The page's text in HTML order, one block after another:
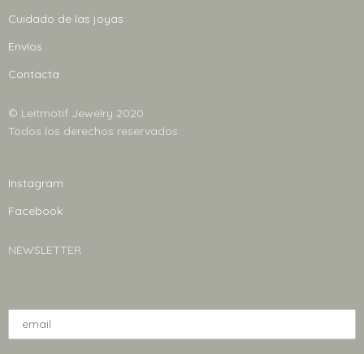
Cuidado de las joyas
Envíos
Contacta
© Leitmotif Jewelry 2020
Todos los derechos reservados
Instagram
Facebook
NEWSLETTER